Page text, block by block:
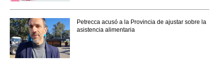
Petrecca acusó a la Provincia de ajustar sobre la
asistencia alimentaria